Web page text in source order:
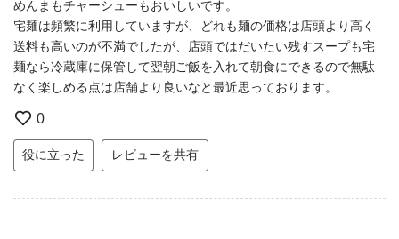
めんまもチャーシューもおいしいです。
宅麺は頻繁に利用していますが、どれも麺の価格は店頭より高く
送料も高いのが不満でしたが、店頭ではだいたい残すスープも宅
麺なら冷蔵庫に保管して翌朝ご飯を入れて朝食にできるので無駄
なく楽しめる点は店舗より良いなと最近思っております。
0
役に立った レビューを共有